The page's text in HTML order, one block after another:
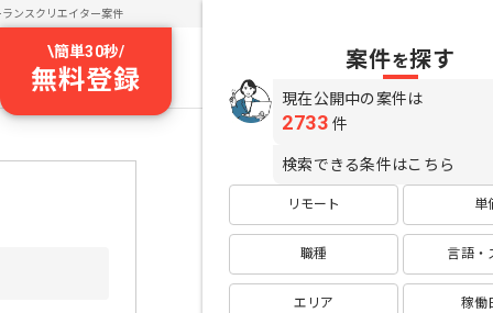
ランスクリエイター案件
\簡単30秒/
無料登録
案件を探す
現在公開中の案件は
2733 件
検索できる条件はこちら
リモート 単
職種 言語・
エリア 稼働